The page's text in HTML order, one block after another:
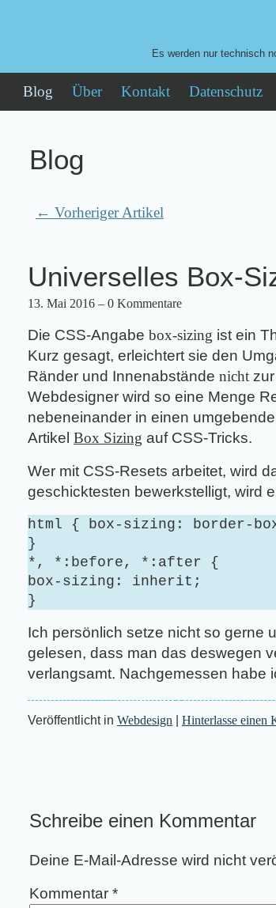
Es werden nur technisch
Blog Über Kontakt Datenschutz
Blog
← Vorheriger Artikel
Universelles Box-
13. Mai 2016 – 0 Kommentare
Die CSS-Angabe box-sizing ist ein
Kurz gesagt, erleichtert sie den
Ränder und Innenabstände nicht
Webdesigner wird so eine Menge
nebeneinander in einen
Artikel Box Sizing auf CSS-Tricks.
Wer mit CSS-Resets arbeitet, wird
geschicktesten bewerkstelligt, wird
html { box-sizing: border-
}
*, *:before, *:after {
box-sizing: inherit;
}
Ich persönlich setze nicht so gerne
gelesen, dass man das deswegen
verlangsamt. Nachgemessen habe
Veröffentlicht in Webdesign Hinterlasse einen
Schreibe einen Kommentar
Deine E-Mail-Adresse wird nicht
Kommentar *